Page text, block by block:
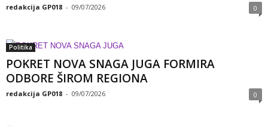
redakcija GP018 - 09/07/2026 0
Politika
POKRET NOVA SNAGA JUGA FORMIRA
ODBORE ŠIROM REGIONA
redakcija GP018 - 09/07/2026 0